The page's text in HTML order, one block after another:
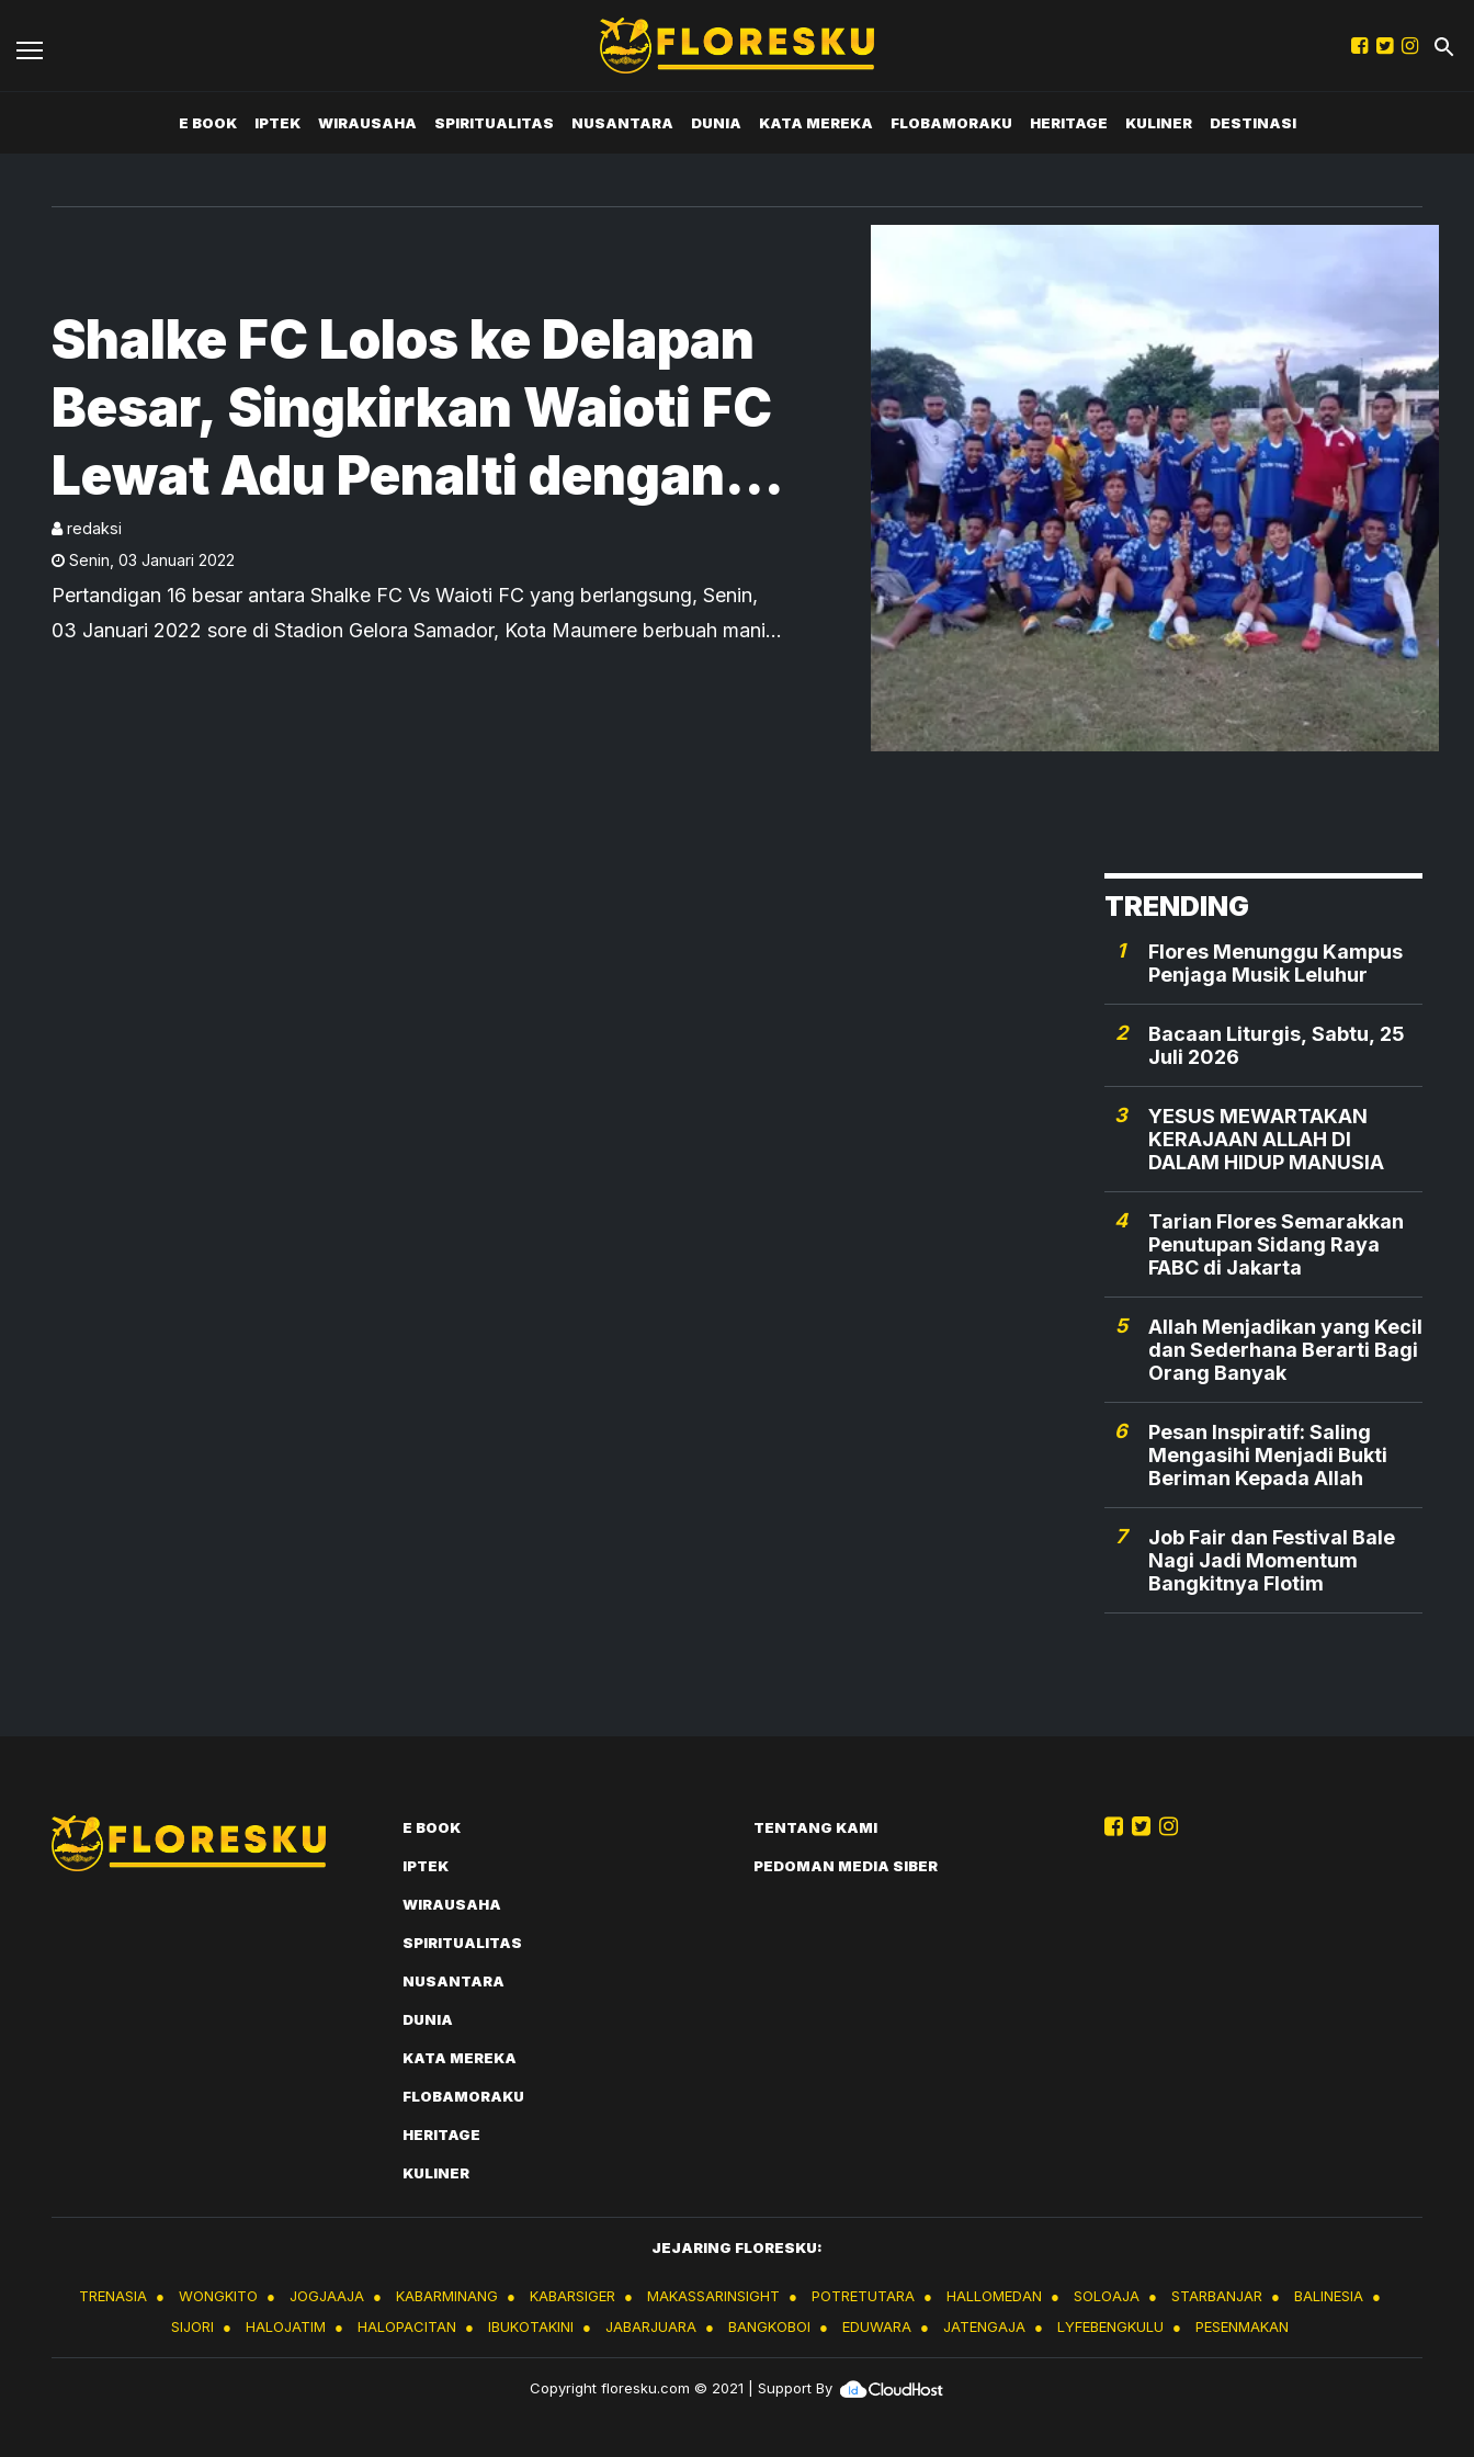
E BOOK IPTEK WIRAUSAHA SPIRITUALITAS NUSANTARA DUNIA KATA MEREKA FLOBAMORAKU HERITAGE KULINER DESTINASI
Shalke FC Lolos ke Delapan
Besar, Singkirkan Waioti FC
Lewat Adu Penalti dengan
Skor 5:3
redaksi
Senin 03 Januari 2022
Pertandigan 16 besar antara Shalke FC Vs Waioti FC yang berlangsung, Senin,
03 Januari 2022 sore di Stadion Gelora Samador, Kota Maumere berbuah manis
TRENDING
1
Flores Menunggu Kampus
Penjaga Musik Leluhur
2
Bacaan Liturgis, Sabtu, 25
Juli 2026
3
YESUS MEWARTAKAN
KERAJAAN ALLAH DI
DALAM HIDUP MANUSIA
4
Tarian Flores Semarakkan
Penutupan Sidang Raya
FABC di Jakarta
5
Allah Menjadikan yang Kecil
dan Sederhana Berarti Bagi
Orang Banyak
6
Pesan Inspiratif: Saling
Mengasihi Menjadi Bukti
Beriman Kepada Allah
7
Job Fair dan Festival Bale
Nagi Jadi Momentum
Bangkitnya Flotim
E BOOK
IPTEK
WIRAUSAHA
SPIRITUALITAS
NUSANTARA
DUNIA
KATA MEREKA
FLOBAMORAKU
HERITAGE
KULINER
TENTANG KAMI
PEDOMAN MEDIA SIBER
JEJARING FLORESKU:
TRENASIA ● WONGKITO ● JOGJAAJA ● KABARMINANG ● KABARSIGER ● MAKASSARINSIGHT ● POTRETUTARA ● HALLOMEDAN ● SOLOAJA ● STARBANJAR ● BALINESIA ●
SIJORI
● HALOJATIM ● HALOPACITAN ● IBUKOTAKINI ● JABARJUARA ● BANGKOBOI ● EDUWARA ● JATENGAJA ● LYFEBENGKULU ● PESENMAKAN
Copyrightfloresku.com © 2021 | Support By